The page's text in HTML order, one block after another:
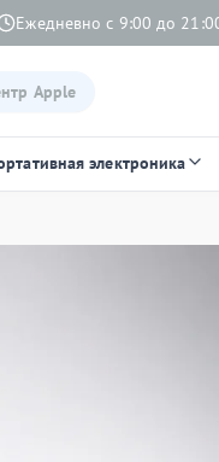
Ежедневно с 9:00 до
Apple
электроника